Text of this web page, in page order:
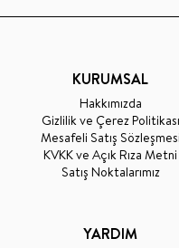
KURUMSAL
Hakkımızda
Gizlilik ve Çerez Politikası
Mesafeli Satış Sözleşmesi
KVKK ve Açık Rıza Metni
Satış Noktalarımız
YARDIM